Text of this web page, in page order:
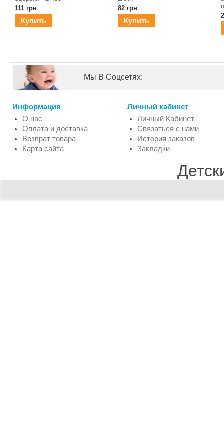
111 грн
Купить
82 грн
Купить
Мы В Соцсетях:
Информация
О нас
Оплата и доставка
Возврат товара
Карта сайта
Личный кабинет
Личный Кабинет
Связаться с нами
История заказов
Закладки